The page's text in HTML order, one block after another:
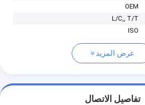
OEM
L/C,, T/T
ISO
عرض المزيد
تفاصيل الاتصال